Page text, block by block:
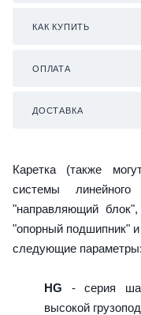
КАК КУПИТЬ
ОПЛАТА
ДОСТАВКА
Каретка (также
системы
"направляющий
"опорный подшипник" и
следующие параметры:
HG - серия
высокой